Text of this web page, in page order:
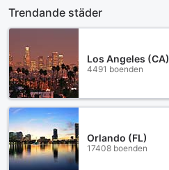
Trendande städer
Los Angeles (CA)
4491 boenden
Orlando (FL)
17408 boenden